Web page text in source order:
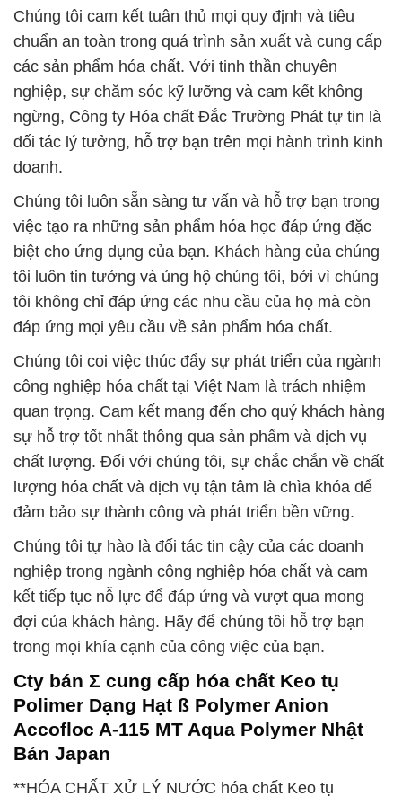
Chúng tôi cam kết tuân thủ mọi quy định và tiêu
chuẩn an toàn trong quá trình sản xuất và cung cấp
các sản phẩm hóa chất. Với tinh thần chuyên
nghiệp, sự chăm sóc kỹ lưỡng và cam kết không
ngừng, Công ty Hóa chất Đắc Trường Phát tự tin là
đối tác lý tưởng, hỗ trợ bạn trên mọi hành trình kinh
doanh.
Chúng tôi luôn sẵn sàng tư vấn và hỗ trợ bạn trong
việc tạo ra những sản phẩm hóa học đáp ứng đặc
biệt cho ứng dụng của bạn. Khách hàng của chúng
tôi luôn tin tưởng và ủng hộ chúng tôi, bởi vì chúng
tôi không chỉ đáp ứng các nhu cầu của họ mà còn
đáp ứng mọi yêu cầu về sản phẩm hóa chất.
Chúng tôi coi việc thúc đẩy sự phát triển của ngành
công nghiệp hóa chất tại Việt Nam là trách nhiệm
quan trọng. Cam kết mang đến cho quý khách hàng
sự hỗ trợ tốt nhất thông qua sản phẩm và dịch vụ
chất lượng. Đối với chúng tôi, sự chắc chắn về chất
lượng hóa chất và dịch vụ tận tâm là chìa khóa để
đảm bảo sự thành công và phát triển bền vững.
Chúng tôi tự hào là đối tác tin cậy của các doanh
nghiệp trong ngành công nghiệp hóa chất và cam
kết tiếp tục nỗ lực để đáp ứng và vượt qua mong
đợi của khách hàng. Hãy để chúng tôi hỗ trợ bạn
trong mọi khía cạnh của công việc của bạn.
Cty bán Σ cung cấp hóa chất Keo tụ
Polimer Dạng Hạt ß Polymer Anion
Accofloc A-115 MT Aqua Polymer Nhật
Bản Japan
**HÓA CHẤT XỬ LÝ NƯỚC hóa chất Keo tụ